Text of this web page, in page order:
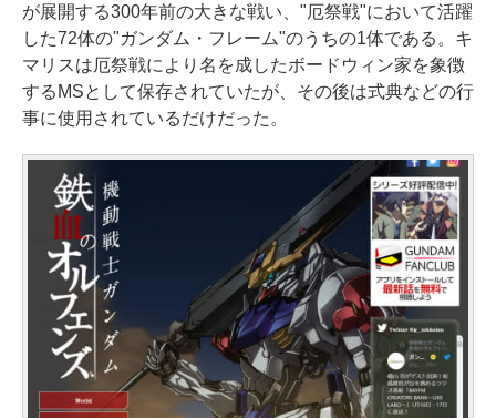
が展開する300年前の大きな戦い、"厄祭戦"において活躍
した72体の"ガンダム・フレーム"のうちの1体である。キ
マリスは厄祭戦により名を成したボードウィン家を象徴
するMSとして保存されていたが、その後は式典などの行
事に使用されているだけだった。